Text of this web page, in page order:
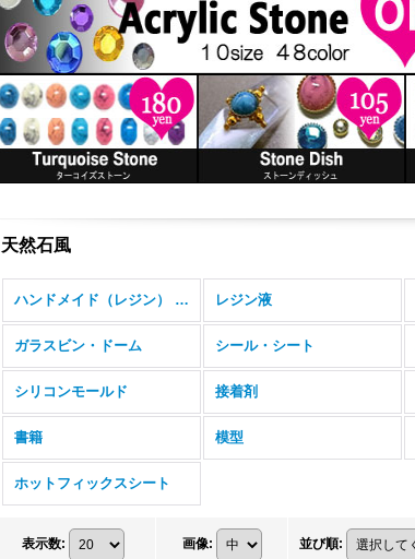
天然石風
ハンドメイド（レジン） (全商品) レジン液
ガラスビン・ドーム シール・シート
シリコンモールド 接着剤
書籍 模型
ホットフィックスシート
表示数: 画像: 並び順: